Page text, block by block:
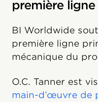
première ligne
BI Worldwide
première ligne
mécanique du
O.C. Tanner est
main-d’œuvre de